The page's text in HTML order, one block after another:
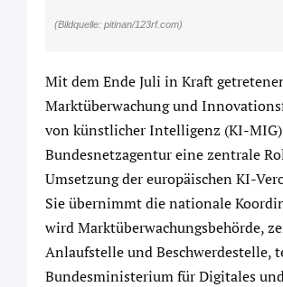
(Bildquelle: pitinan/123rf.com)
Mit dem Ende Juli in Kraft
Marktüberwachung und
von künstlicher Intelligenz (KI-
Bundesnetzagentur eine zentrale
Umsetzung der europäischen KI-
Sie übernimmt die nationale
wird Marktüberwachungsbehörde,
Anlaufstelle und Beschwerdestelle,
Bundesministerium für Digitales